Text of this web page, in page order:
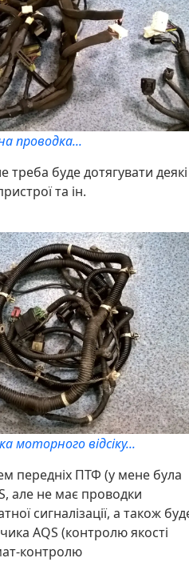
проводка...
буде дотягувати деякі
та ін.
моторного відсіку...
передніх ПТФ (у мене була
але не має проводки
сигналізації, а також
AQS (контролю якості
контролю